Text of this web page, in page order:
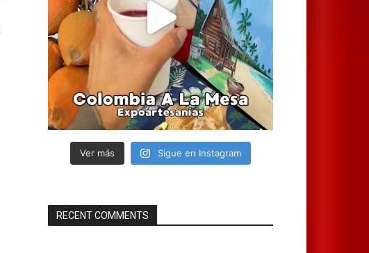
Ver más Sigue en Instagram
RECENT COMMENTS